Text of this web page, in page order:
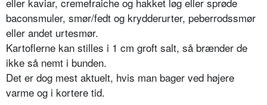
baconsmuler, smør/fedt og krydderurter, peberrodssmør
eller andet urtesmør.
Kartoflerne kan stilles i 1 cm groft salt, så brænder de
ikke så nemt i bunden.
Det er dog mest aktuelt, hvis man bager ved højere
varme og i kortere tid.